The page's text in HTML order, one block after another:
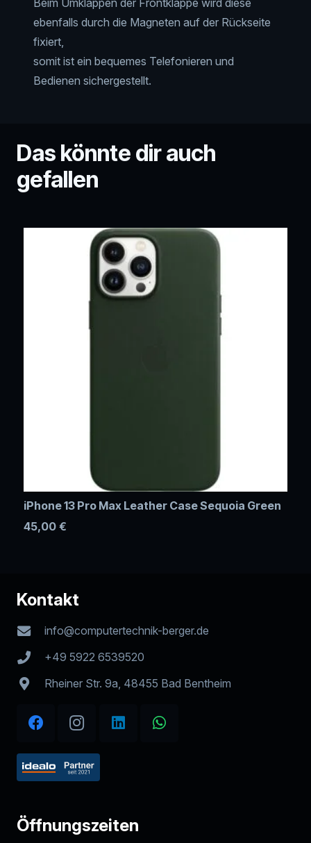
ebenfalls durch die Magneten auf der Rückseite
fixiert,
somit ist ein bequemes Telefonieren und
Bedienen sichergestellt.
Das könnte dir auch
gefallen
iPhone 13 Pro Max Leather Case Sequoia Green
45,00 €
Kontakt
info@computertechnik-berger.de
+49 5922 6539520
Rheiner Str. 9a, 48455 Bad Bentheim
Öffnungszeiten